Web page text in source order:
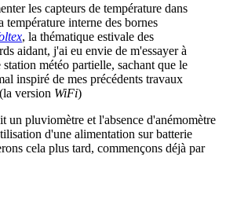
les capteurs de température dans
température interne des bornes
, la thématique estivale des
aidant, j'ai eu envie de m'essayer à
météo partielle, sachant que le
inspiré de mes précédents travaux
(la version WiFi)
un pluviomètre et l'absence d'anémomètre
d'une alimentation sur batterie
cela plus tard, commençons déjà par